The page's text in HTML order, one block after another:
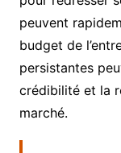
peuvent
budget de
persistantes
crédibilité et la
marché.